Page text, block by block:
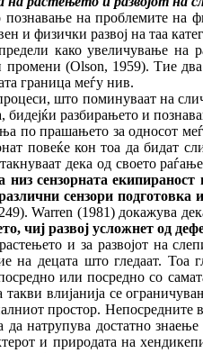
познавање на проблемите на
и физички развој на таа
како увеличување на
промени (Olson, 1959). Тие
граница меѓу нив.
што поминуваат на
бидејќи разбирањето и
по прашањето за односот
повеќе кон тоа да бидат
дека од своето
низ сензорната
сензори подготовка
Warren (1981) докажува
чиј развој усложнет од
и за развојот на
на децата што гледаат.
или посредно со
влијанија се
простор. Непосредните
натрупува достатно
и природата на